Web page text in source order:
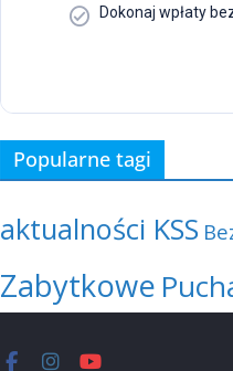
Popularne tagi
aktualności KSS
Zabytkowe